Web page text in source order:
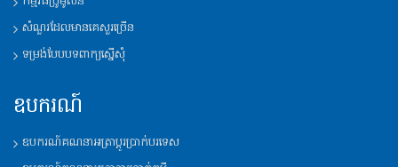
សំណួរដែលមានគេសួរច្រើន
ទម្រង់បែបបទពាក្យស្នើសុំ
ឧបករណ៍
ឧបករណ៍គណនាអត្រាប្តូរប្រាក់បរទេស